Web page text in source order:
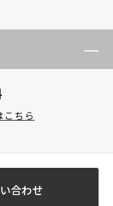
こちら
合わせ